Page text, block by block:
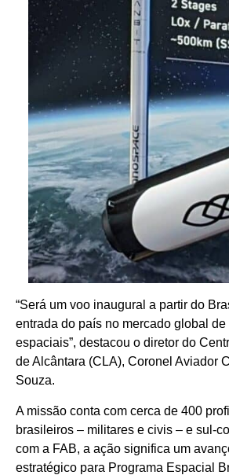
“Será um voo inaugural a partir do
entrada do país no mercado global
espaciais”, destacou o diretor do
de Alcântara (CLA), Coronel Aviador
Souza.
A missão conta com cerca de 400
brasileiros – militares e civis – e sul-
com a FAB, a ação significa um
estratégico para Programa Espacial